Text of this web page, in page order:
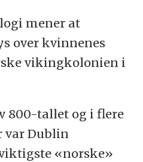
mener at
over kvinnenes
vikingkolonien i
800-tallet og i flere
var Dublin
«norske»